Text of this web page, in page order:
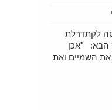
לקתדרלת
הבא: "אכן
את השמיים ואת